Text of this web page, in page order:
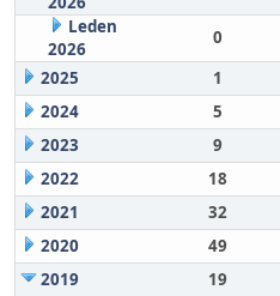
Leden
2026
0
2025
1
2024
5
2023
9
2022
18
2021
32
2020
49
2019
19